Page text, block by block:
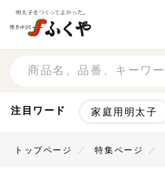
注目ワード 家庭用明太子
トップページ 特集ページ